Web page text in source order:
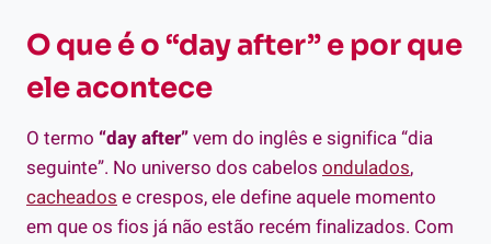
O que é o “day after” e por que
ele acontece
O termo “day after”vem do inglês e significa “dia
seguinte”. No universo dos cabelos ondulados,
cacheados e crespos, ele define aquele momento
em que os fios já não estão recém finalizados. Com